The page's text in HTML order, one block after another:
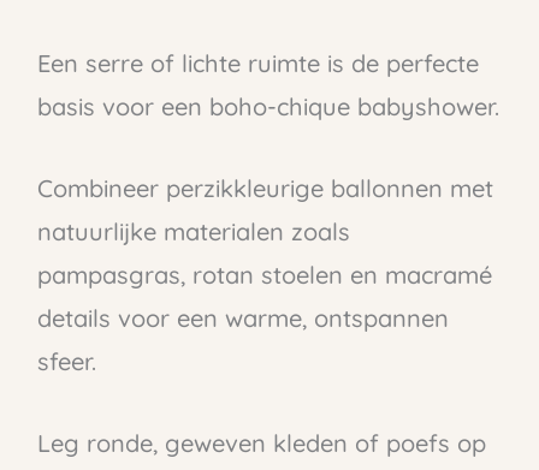
Een serre of lichte ruimte is de perfecte
basis voor een boho-chique babyshower.
Combineer perzikkleurige ballonnen met
natuurlijke materialen zoals
pampasgras, rotan stoelen en macramé
details voor een warme, ontspannen
sfeer.
Leg ronde, geweven kleden of poefs op